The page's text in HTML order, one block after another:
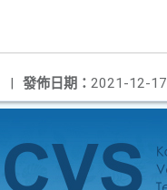
發佈日期： 2021-12-17
|